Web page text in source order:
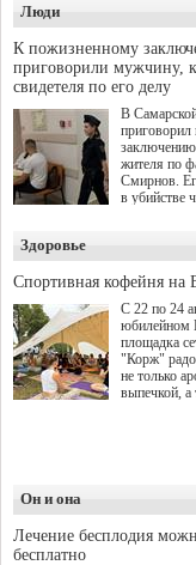
"Помощь
участников
прошла в
августа.
Люди
К пожизненному
приговорили мужчину,
свидетеля по его делу
В
жителя по
Смирнов.
в убийстве
Здоровье
Спортивная кофейня на
С 22 по 24
юбилейном
площадка
"Корж"
не только
выпечкой,
Он и она
Лечение бесплодия
бесплатно